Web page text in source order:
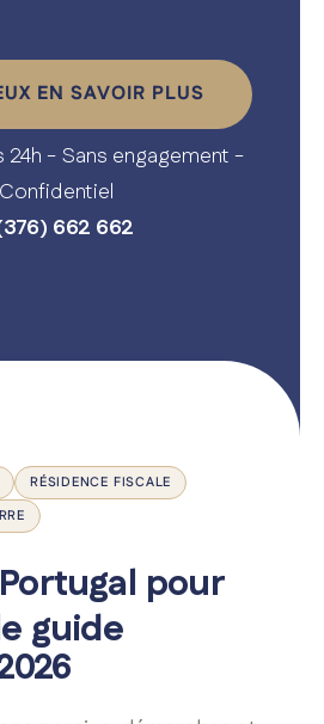
nous
EN SAVOIR PLUS
24h - Sans engagement -
Confidentiel
662 662
RÉSIDENCE FISCALE
pour
guide